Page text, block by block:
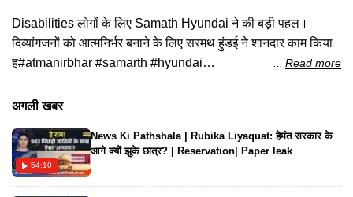
Disabilities लोगों के लिए Samath Hyundai ने की बड़ी पहल।
दिव्यांगजनों को आत्मनिर्भर बनाने के लिए सरमथ हुंडई ने शानदार काम किया
ह#atmanirbhar #samarth #hyundai
#hindinews #humanity
Read more
अगली खबर
54:10
News Ki Pathshala | Rubika Liyaquat: हेमंत सरकार के
आगे क्यों झुके छात्र? | Reservation| Paper leak